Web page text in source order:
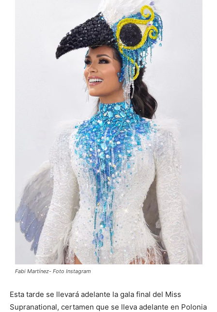
Fabi Martínez- Foto Instagram
Esta tarde se llevará adelante la gala final del Miss
Supranational, certamen que se lleva adelante en Polonia